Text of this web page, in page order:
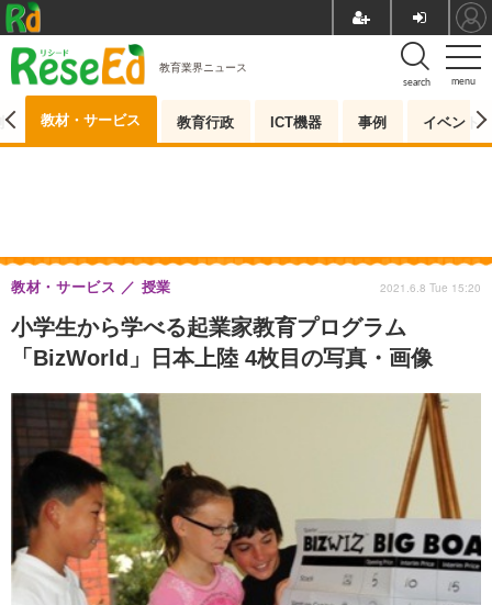
menu
search
教育業界ニュース
教材・サービス 教育行政 ICT機器 事例 イベント
小学生から学べる起業家教育プログラム
「BizWorld」日本上陸 4枚目の写真・画像
教材・サービス 授業 2021.6.8 Tue 15:20